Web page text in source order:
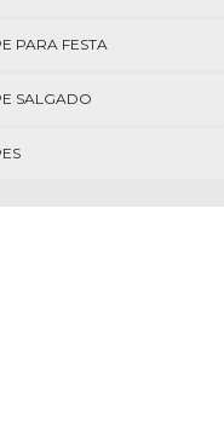
PARA FESTA
SALGADO